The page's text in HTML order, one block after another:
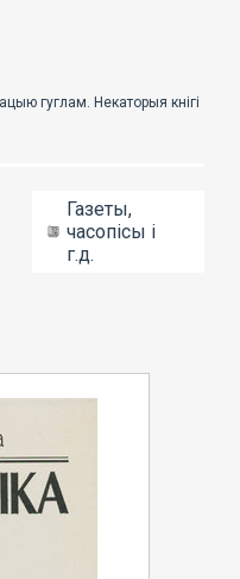
Газеты,
часопісы і
г.д.